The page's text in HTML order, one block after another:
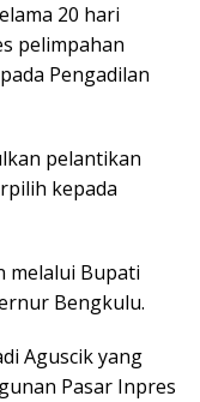
20 hari
pelimpahan
Pengadilan
pelantikan
kepada
melalui Bupati
Bengkulu.
Aguscik yang
Pasar Inpres